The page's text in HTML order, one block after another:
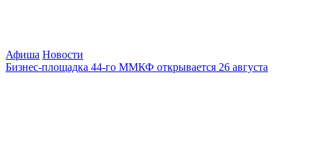
Афиша Новости
Бизнес-площадка 44-го ММКФ открывается 26 августа